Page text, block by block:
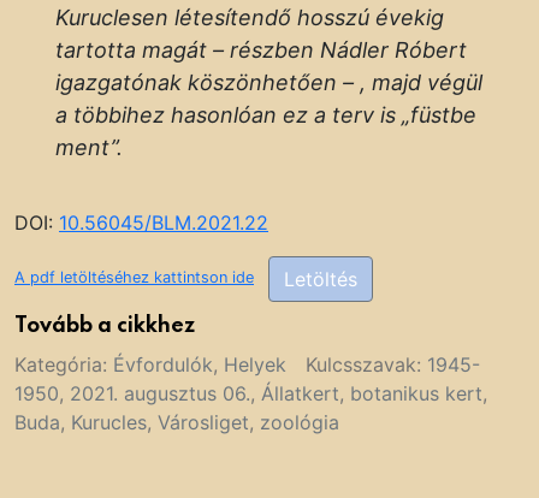
Kuruclesen létesítendő hosszú évekig
tartotta magát – részben Nádler Róbert
igazgatónak köszönhetően – , majd végül
a többihez hasonlóan ez a terv is „füstbe
ment”.
DOI: 10.56045/BLM.2021.22
A pdf letöltéséhez kattintson ide Letöltés
Tovább a cikkhez
Kategória: Évfordulók, Helyek Kulcsszavak: 1945-
1950, 2021. augusztus 06., Állatkert, botanikus kert,
Buda, Kurucles, Városliget, zoológia